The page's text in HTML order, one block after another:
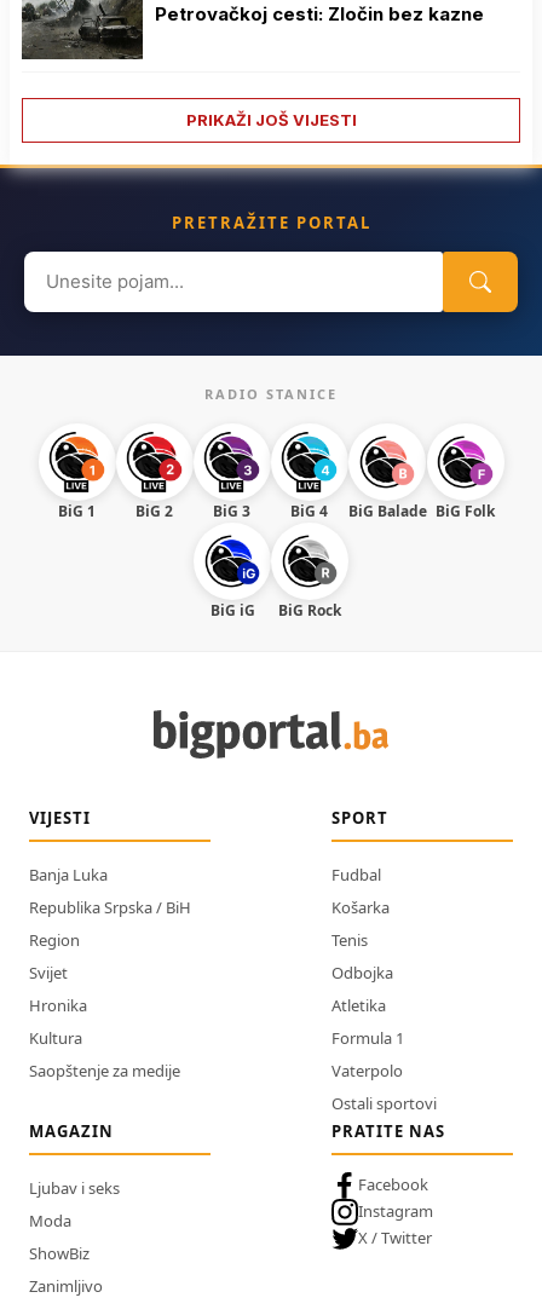
Petrovačkoj cesti: Zločin bez kazne
PRIKAŽI JOŠ VIJESTI
PRETRAŽITE PORTAL
Search
for:
RADIO STANICE
BiG 1 BiG 2 BiG 3 BiG 4 BiG Balade BiG Folk
BiG iG BiG Rock
VIJESTI
Banja Luka
Republika Srpska / BiH
Region
Svijet
Hronika
Kultura
Saopštenje za medije
SPORT
Fudbal
Košarka
Tenis
Odbojka
Atletika
Formula 1
Vaterpolo
Ostali sportovi
MAGAZIN
Ljubav i seks
Moda
ShowBiz
Zanimljivo
PRATITE NAS
Facebook
Instagram
X / Twitter